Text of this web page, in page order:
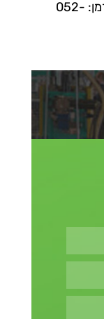
לפרטים נוספים ניתן לפנות לחיים זכרמן: 052-